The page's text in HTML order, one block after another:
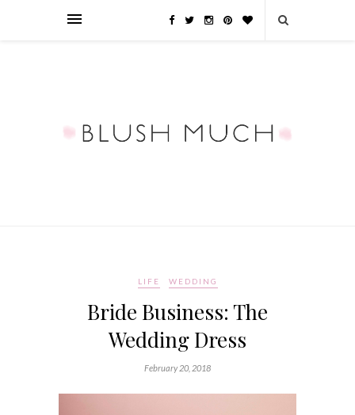
LIFE WEDDING
Bride Business: The
Wedding Dress
February 20, 2018